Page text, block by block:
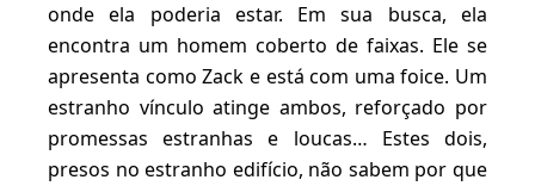
onde ela poderia estar. Em sua busca, ela
encontra um homem coberto de faixas. Ele se
apresenta como Zack e está com uma foice. Um
estranho vínculo atinge ambos, reforçado por
promessas estranhas e loucas… Estes dois,
presos no estranho edifício, não sabem por que